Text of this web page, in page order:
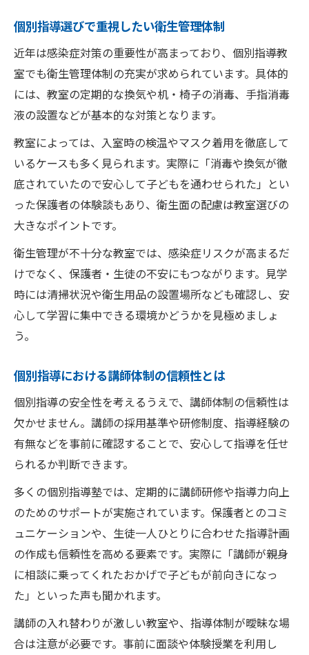
個別指導選びで重視したい衛生管理体制
近年は感染症対策の重要性が高まっており、個別指導教
室でも衛生管理体制の充実が求められています。具体的
には、教室の定期的な換気や机・椅子の消毒、手指消毒
液の設置などが基本的な対策となります。
教室によっては、入室時の検温やマスク着用を徹底して
いるケースも多く見られます。実際に「消毒や換気が徹
底されていたので安心して子どもを通わせられた」とい
った保護者の体験談もあり、衛生面の配慮は教室選びの
大きなポイントです。
衛生管理が不十分な教室では、感染症リスクが高まるだ
けでなく、保護者・生徒の不安にもつながります。見学
時には清掃状況や衛生用品の設置場所なども確認し、安
心して学習に集中できる環境かどうかを見極めましょ
う。
個別指導における講師体制の信頼性とは
個別指導の安全性を考えるうえで、講師体制の信頼性は
欠かせません。講師の採用基準や研修制度、指導経験の
有無などを事前に確認することで、安心して指導を任せ
られるか判断できます。
多くの個別指導塾では、定期的に講師研修や指導力向上
のためのサポートが実施されています。保護者とのコミ
ュニケーションや、生徒一人ひとりに合わせた指導計画
の作成も信頼性を高める要素です。実際に「講師が親身
に相談に乗ってくれたおかげで子どもが前向きになっ
た」といった声も聞かれます。
講師の入れ替わりが激しい教室や、指導体制が曖昧な場
合は注意が必要です。事前に面談や体験授業を利用し